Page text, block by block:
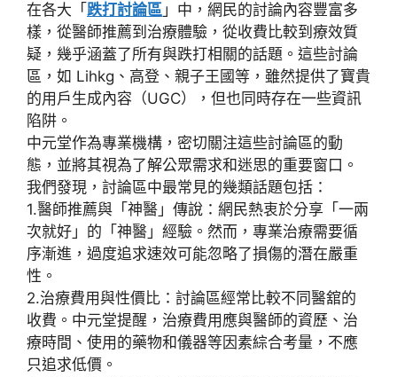
在各大「 跌打討論區 」中，網民的討論內容豐富多
樣，從醫師推薦到 治療體驗 ，從收費比較到 療效質
疑 ，幾乎涵蓋了所有與跌打相關的話題。這些討論
區，如 Lihkg 、 高登 、 親子王國 等，雖然提供了寶貴
的用戶生成內容 （UGC），但也同時存在一些資訊
陷阱。
中元堂作為專業機構，密切關注這些討論區的動
態，並將其視為了解公眾需求和迷思的重要窗口。
我們發現，討論區中最常見的幾類話題包括：
1.醫師推薦與「神醫」傳說 ：網民熱衷於分享「一兩
次就好」的「神醫」經驗。然而，專業治療需要循
序漸進 ，過度追求速效可能忽略了損傷的潛在嚴重
性 。
2.治療費用與性價比 ：討論區經常比較不同醫舘的
收費。 中元堂提醒，治療費用應與醫師的資歷、治
療時間、使用的藥物和儀器等因素綜合考量，不應
只追求低價。